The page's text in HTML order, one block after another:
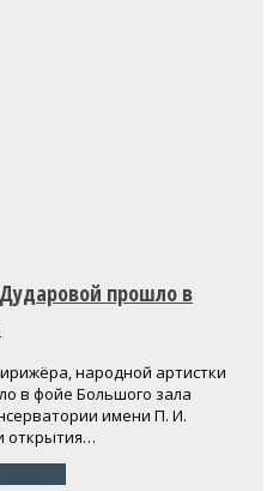
прошло в
народной артистки
в фойе Большого зала
имени П. И.
открытия…